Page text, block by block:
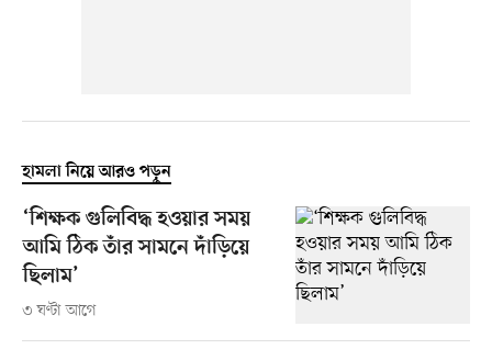
হামলা নিয়ে আরও পড়ুন
‘শিক্ষক গুলিবিদ্ধ হওয়ার সময়
আমি ঠিক তাঁর সামনে দাঁড়িয়ে
ছিলাম’
৩ ঘণ্টা আগে